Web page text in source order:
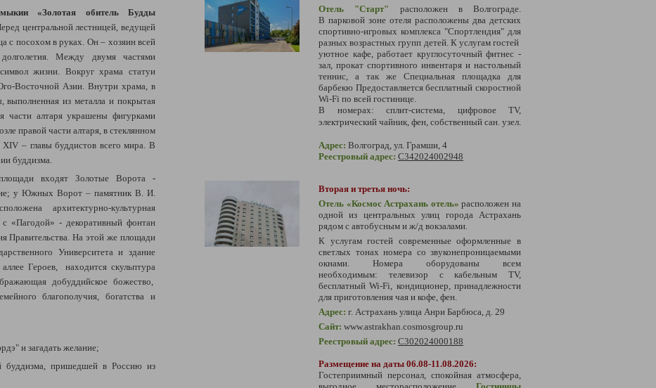
«Золотая обитель Будды
центральной лестницей, ведущей
с посохом в руках. Он – хозяин всей
Между двумя частями
жизни. Вокруг храма статуи
Восточной Азии. Внутри храма, в
выполненная из металла и покрытая
части алтаря украшены фигурками
правой части алтаря, в стеклянном
– главы буддистов всего мира. В
буддизма.
входят Золотые Ворота -
у Южных Ворот – памятник В. И.
архитектурно-культурная
«Пагодой» - декоративный фонтан
Правительства. На этой же площади
Университета и здание
Героев, находится скульптура
добуддийское божество,
благополучия, богатства и
и загадать желание;
буддизма, пришедшей в Россию из
Отель "Старт" расположен в Волгограде.
В парковой зоне отеля расположены два детских
спортивно-игровых комплекса "Спортлендия" для
разных возрастных групп детей. К услугам гостей
уютное кафе, работает круглосуточный фитнес -
зал, прокат спортивного инвентаря и настольный
теннис, а так же Специальная площадка для
барбекю Предоставляется бесплатный скоростной
Wi-Fi по всей гостинице.
В номерах: сплит-система, цифровое TV,
электрический чайник, фен, собственный сан. узел.
Адрес: Волгоград, ул. Грамши, 4
Реестровый адрес: С342024002948
Вторая и третья ночь:
Отель «Космос Астрахань отель» расположен на
одной из центральных улиц города Астрахань
рядом с автобусным и ж/д вокзалами.
К услугам гостей современные оформленные в
светлых тонах номера со звуконепроницаемыми
окнами. Номера оборудованы всем
необходимым: телевизор с кабельным TV,
бесплатный Wi-Fi, кондиционер, принадлежности
для приготовления чая и кофе, фен.
Адрес: г. Астрахань улица Анри Барбюса, д. 29
Сайт: www.astrakhan.cosmosgroup.ru
Реестровый адрес: С302024000188
Размещение на даты 06.08-11.08.2026:
Гостеприимный персонал, спокойная атмосфера,